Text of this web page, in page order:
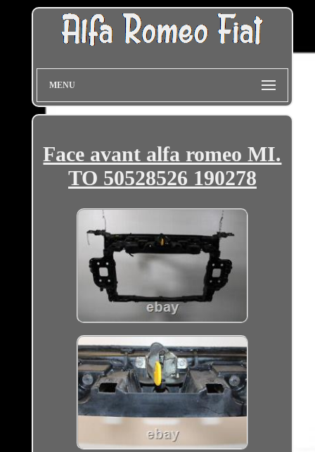
MENU
Face avant alfa romeo MI.
TO 50528526 190278